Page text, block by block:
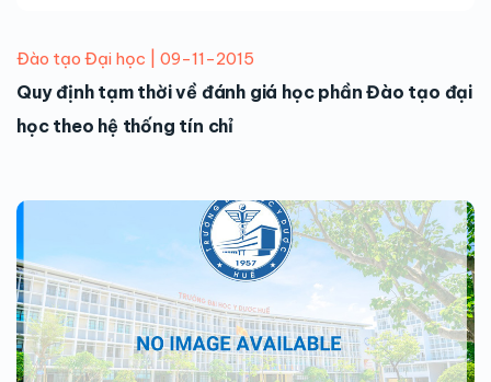
Đào tạo Đại học | 09-11-2015
Quy định tạm thời về đánh giá học phần Đào tạo đại
học theo hệ thống tín chỉ